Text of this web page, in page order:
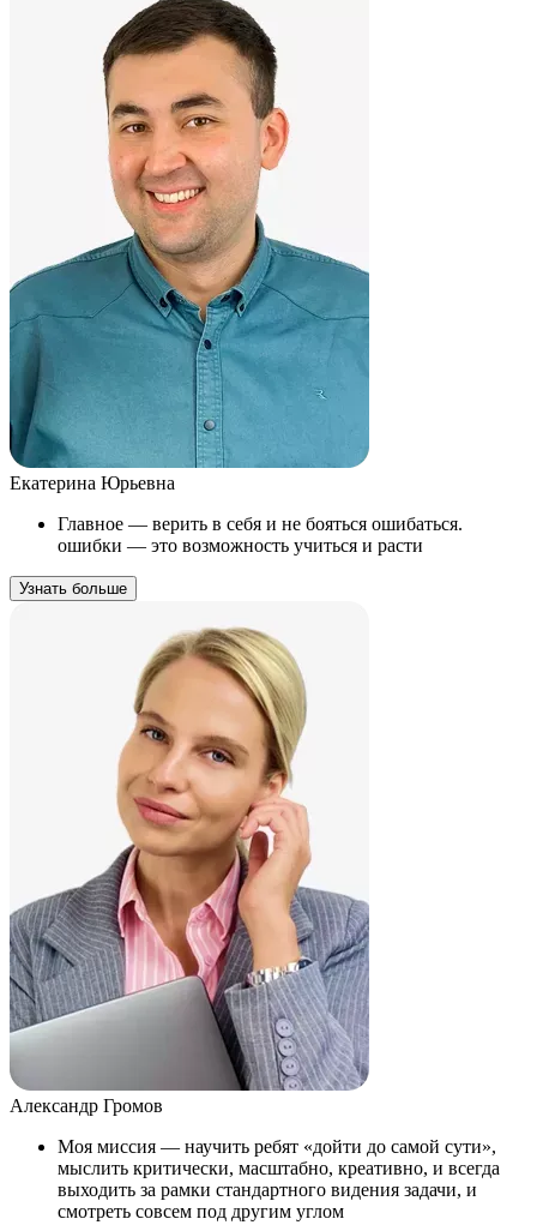
Екатерина Юрьевна
Главное — верить в себя и не бояться ошибаться.
ошибки — это возможность учиться и расти
Узнать больше
Александр Громов
Моя миссия — научить ребят «дойти до самой сути»,
мыслить критически, масштабно, креативно, и всегда
выходить за рамки стандартного видения задачи, и
смотреть совсем под другим углом